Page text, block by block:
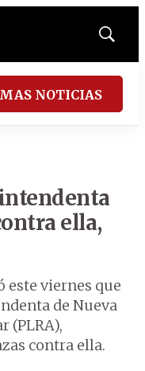
Mostrar
NOTICIAS
ella,
este viernes que
de Nueva
(PLRA),
contra ella.